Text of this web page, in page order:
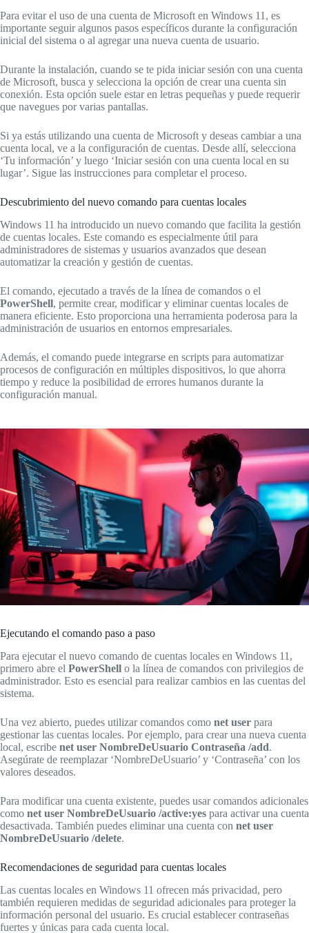
Para evitar el uso de una cuenta de Microsoft en Windows 11, es
importante seguir algunos pasos específicos durante la configuración
inicial del sistema o al agregar una nueva cuenta de usuario.
Durante la instalación, cuando se te pida iniciar sesión con una cuenta
de Microsoft, busca y selecciona la opción de crear una cuenta sin
conexión. Esta opción suele estar en letras pequeñas y puede requerir
que navegues por varias pantallas.
Si ya estás utilizando una cuenta de Microsoft y deseas cambiar a una
cuenta local, ve a la configuración de cuentas. Desde allí, selecciona
‘Tu información’ y luego ‘Iniciar sesión con una cuenta local en su
lugar’. Sigue las instrucciones para completar el proceso.
Descubrimiento del nuevo comando para cuentas locales
Windows 11 ha introducido un nuevo comando que facilita la gestión
de cuentas locales. Este comando es especialmente útil para
administradores de sistemas y usuarios avanzados que desean
automatizar la creación y gestión de cuentas.
El comando, ejecutado a través de la línea de comandos o el
PowerShell, permite crear, modificar y eliminar cuentas locales de
manera eficiente. Esto proporciona una herramienta poderosa para la
administración de usuarios en entornos empresariales.
Además, el comando puede integrarse en scripts para automatizar
procesos de configuración en múltiples dispositivos, lo que ahorra
tiempo y reduce la posibilidad de errores humanos durante la
configuración manual.
Ejecutando el comando paso a paso
Para ejecutar el nuevo comando de cuentas locales en Windows 11,
primero abre el PowerShell o la línea de comandos con privilegios de
administrador. Esto es esencial para realizar cambios en las cuentas del
sistema.
Una vez abierto, puedes utilizar comandos como net user para
gestionar las cuentas locales. Por ejemplo, para crear una nueva cuenta
local, escribe net user NombreDeUsuario Contraseña /add.
Asegúrate de reemplazar ‘NombreDeUsuario’ y ‘Contraseña’ con los
valores deseados.
Para modificar una cuenta existente, puedes usar comandos adicionales
como net user NombreDeUsuario /active:yes para activar una cuenta
desactivada. También puedes eliminar una cuenta con net user
NombreDeUsuario /delete.
Recomendaciones de seguridad para cuentas locales
Las cuentas locales en Windows 11 ofrecen más privacidad, pero
también requieren medidas de seguridad adicionales para proteger la
información personal del usuario. Es crucial establecer contraseñas
fuertes y únicas para cada cuenta local.